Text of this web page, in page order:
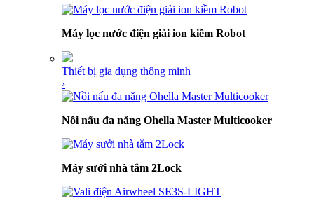
Máy lọc nước điện giải ion kiềm Robot
Thiết bị gia dụng thông minh
›
Nồi nấu đa năng Ohella Master Multicooker
Máy sưởi nhà tắm 2Lock